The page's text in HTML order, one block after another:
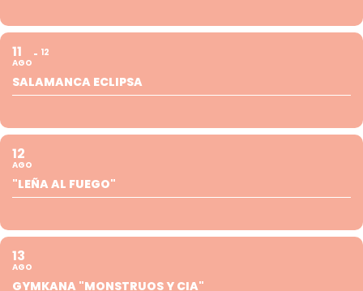
11
AGO
12
SALAMANCA ECLIPSA
12
AGO
"LEÑA AL FUEGO"
13
AGO
GYMKANA "MONSTRUOS Y CIA"